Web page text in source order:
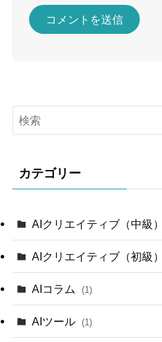
カテゴリー
AIクリエイティブ（中級）
AIクリエイティブ（初級）
AIコラム (1)
AIツール (1)